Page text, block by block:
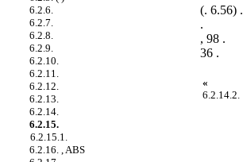
6.2.6.
6.2.7.
6.2.8.
6.2.9.
6.2.10.
6.2.11.
6.2.12.
6.2.13.
6.2.14.
6.2.15.
6.2.15.1.
6.2.16. , ABS
(. 6.56) .
.
, 98 .
36 .
«
6.2.14.2.